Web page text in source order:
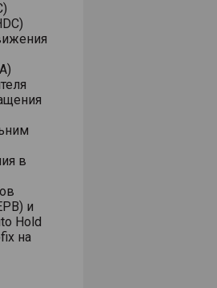
в
и
Hold
на